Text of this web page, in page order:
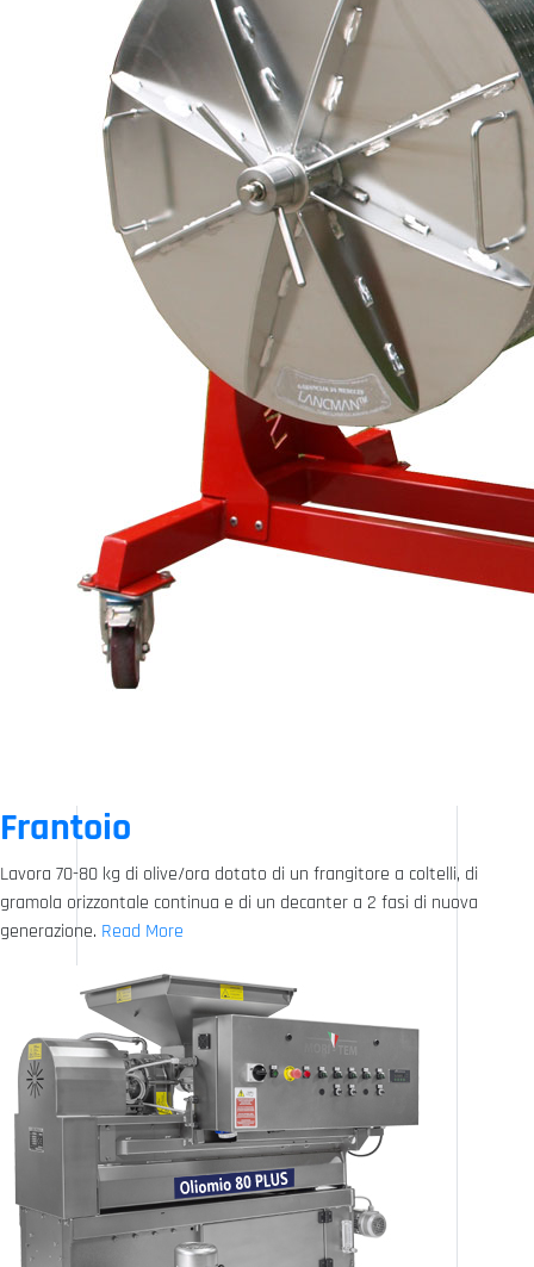
Frantoio
Lavora 70-80 kg di olive/ora dotato di un frangitore a coltelli, di
gramola orizzontale continua e di un decanter a 2 fasi di nuova
generazione. Read More